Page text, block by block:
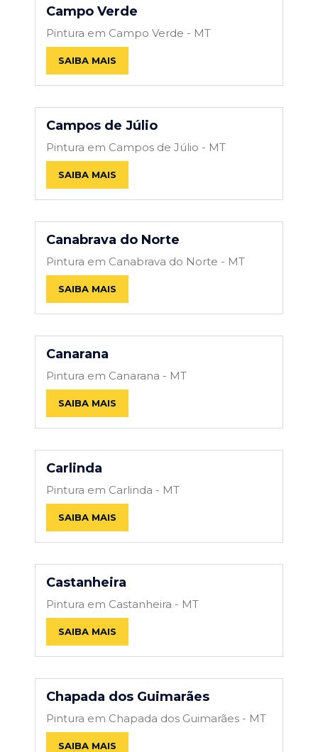
Campo Verde
Pintura em Campo Verde - MT
SAIBA MAIS
Campos de Júlio
Pintura em Campos de Júlio - MT
SAIBA MAIS
Canabrava do Norte
Pintura em Canabrava do Norte - MT
SAIBA MAIS
Canarana
Pintura em Canarana - MT
SAIBA MAIS
Carlinda
Pintura em Carlinda - MT
SAIBA MAIS
Castanheira
Pintura em Castanheira - MT
SAIBA MAIS
Chapada dos Guimarães
Pintura em Chapada dos Guimarães - MT
SAIBA MAIS